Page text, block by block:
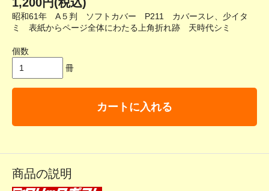
昭和61年 A５判 ソフトカバー P211 カバースレ、少イタ
ミ 表紙からページ全体にわたる上角折れ跡 天時代シミ
個数
冊
カートに入れる
商品の説明